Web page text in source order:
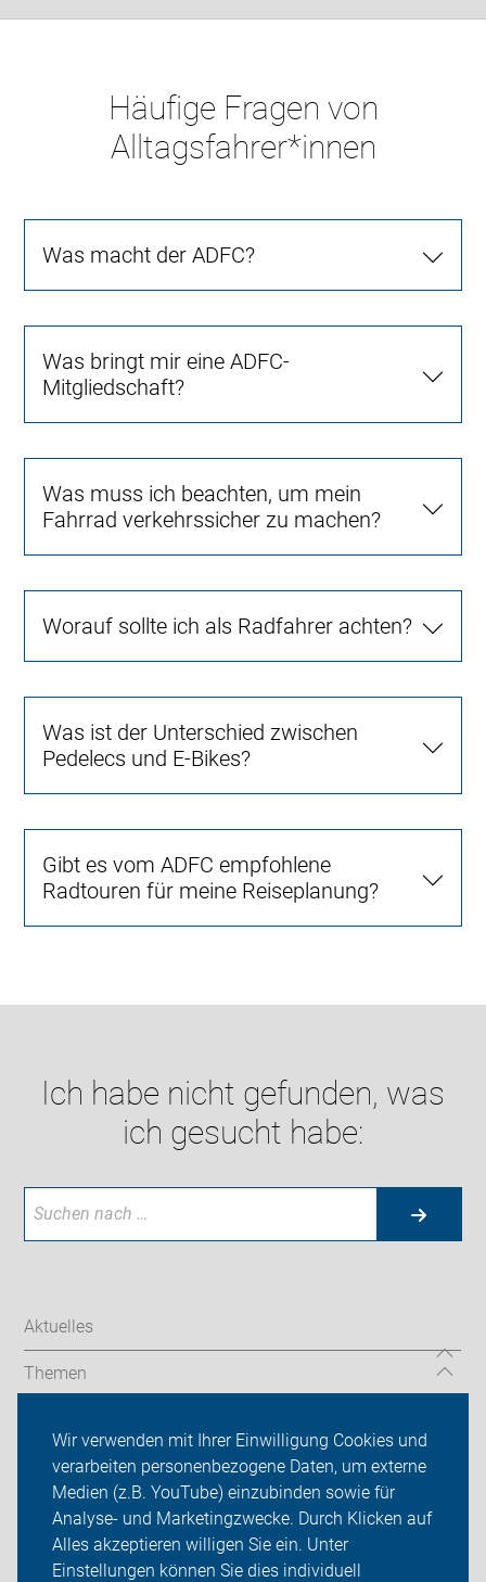
Wir verwenden mit Ihrer Einwilligung Cookies und
verarbeiten personenbezogene Daten, um externe
Medien (z.B. YouTube) einzubinden sowie für
Analyse- und Marketingzwecke. Durch Klicken auf
Alles akzeptieren willigen Sie ein. Unter
Einstellungen können Sie dies individuell
Häufige Fragen von
Alltagsfahrer*innen
Was macht der ADFC?
Was bringt mir eine ADFC-
Mitgliedschaft?
Was muss ich beachten, um mein
Fahrrad verkehrssicher zu machen?
Worauf sollte ich als Radfahrer achten?
Was ist der Unterschied zwischen
Pedelecs und E-Bikes?
Gibt es vom ADFC empfohlene
Radtouren für meine Reiseplanung?
Ich habe nicht gefunden, was
ich gesucht habe:
Aktuelles
Themen
Über uns
Sei dabei
Presse